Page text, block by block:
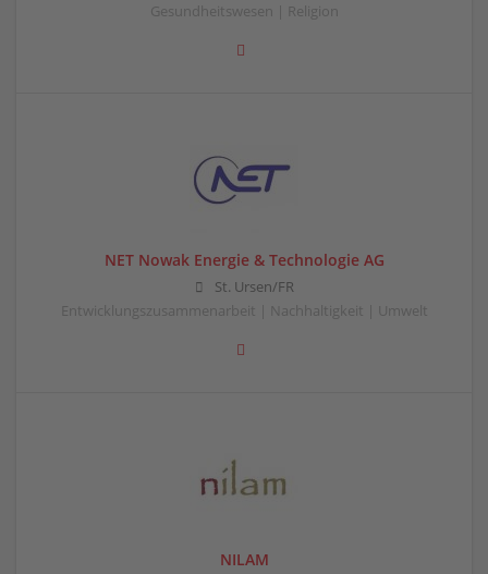
Gesundheitswesen | Religion
NET Nowak Energie & Technologie AG
St. Ursen/FR
Entwicklungszusammenarbeit | Nachhaltigkeit | Umwelt
NILAM